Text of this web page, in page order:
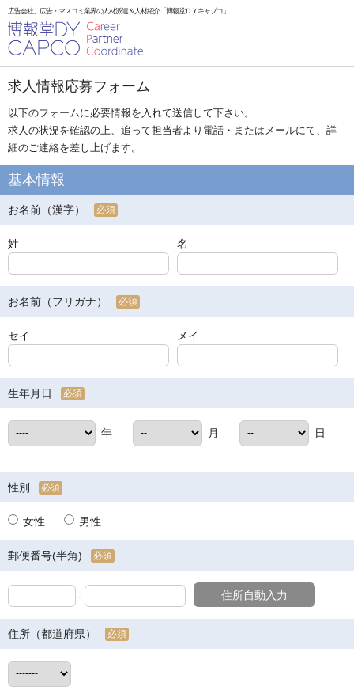
広告会社、広告・マスコミ業界の人材派遣＆人材紹介「博報堂ＤＹキャプコ」
求人情報応募フォーム
以下のフォームに必要情報を入れて送信して下さい。
求人の状況を確認の上、追って担当者より電話・またはメールにて、詳
細のご連絡を差し上げます。
基本情報
お名前（漢字） 必須
姓 名
お名前（フリガナ） 必須
セイ メイ
生年月日 必須
年 月 日
性別 必須
女性 男性
郵便番号(半角) 必須
- 住所自動入力
住所（都道府県） 必須